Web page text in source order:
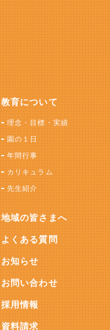
教育について
理念・目標・実績
園の１日
年間行事
カリキュラム
先生紹介
地域の皆さまへ
よくある質問
お知らせ
お問い合わせ
採用情報
資料請求